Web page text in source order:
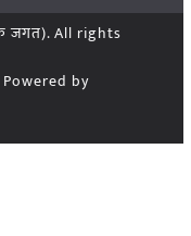
जगत). All rights
by